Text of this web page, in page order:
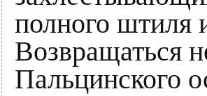
полного штиля
Возвращаться
Пальцинского